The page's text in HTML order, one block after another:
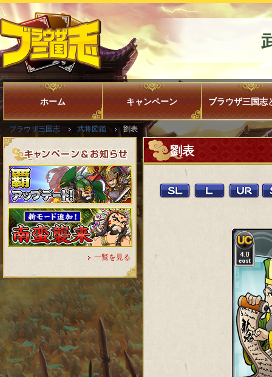
ホーム キャンペーン ブラウザ三国志
ブラウザ三国志 武将図鑑 劉表
一覧を見る
劉表